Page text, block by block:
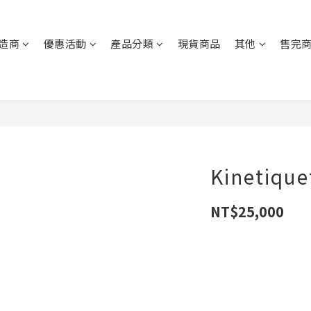
商 優惠活動 產品分類 現貨商品 其他 售完
NT$25,000